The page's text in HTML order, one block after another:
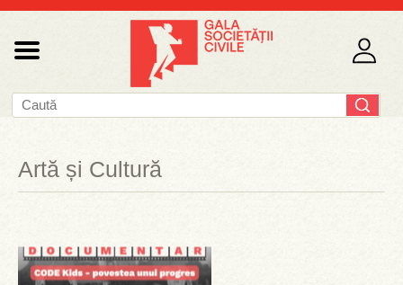
Artă și Cultură